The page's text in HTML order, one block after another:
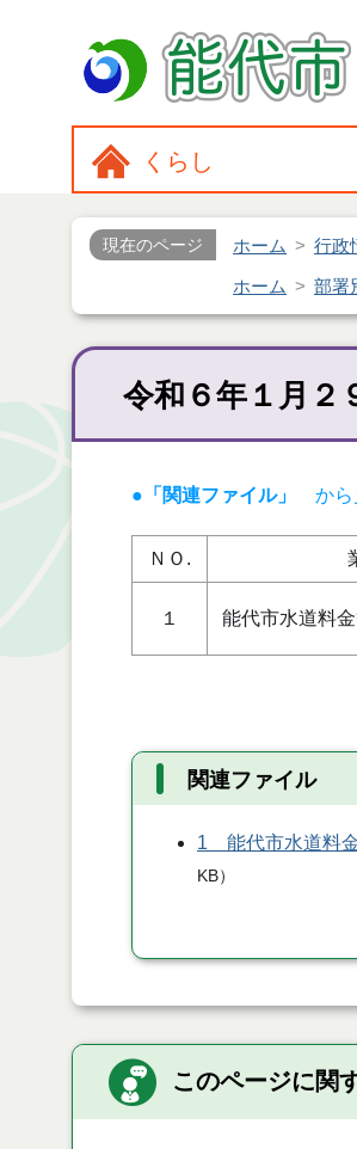
くらし
現在のページ ホーム 行政
ホーム 部署
令和６年１月
●「関連ファイル」 か
ＮＯ.
１ 能代市水道料
関連ファイル
1 能代市水道料
KB）
このページに関